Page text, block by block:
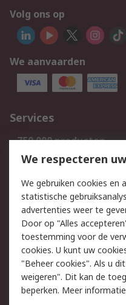
Volg ons op
We aanvaarden
Services
750.000 producten
Bestellen
Track & Trace
Wettelijk
Cookiebeleid
Privacybeleid
Algemene
verkoopvoorwaarden
We respecteren
We gebruiken cookies en
statistische
advertenties weer te
Door op "Alles
toestemming voor de
cookies. U kunt uw
"Beheer cookies". Als u
weigeren". Dit kan de
beperken. Meer